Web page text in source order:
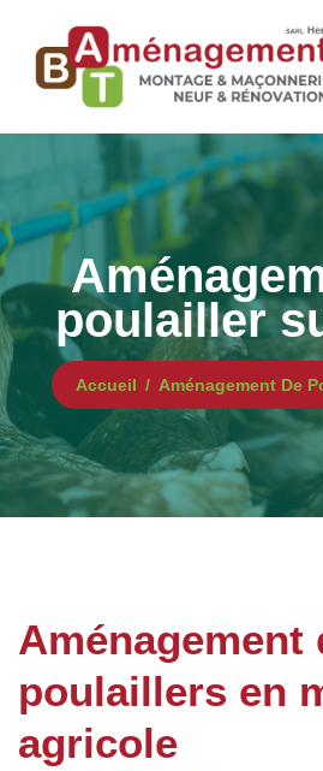
poulailler
Accueil Aménagement De
Aménagement
poulaillers en
agricole